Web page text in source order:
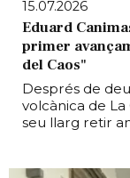
15.07.2026
Eduard
primer
del Caos"
Després de
volcànica de
seu llarg retir